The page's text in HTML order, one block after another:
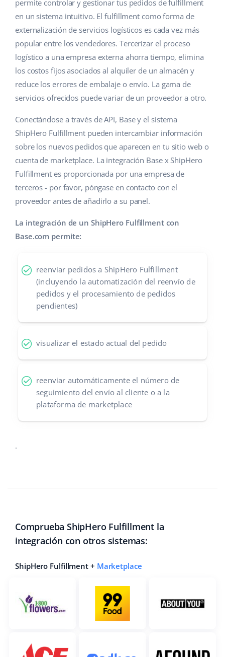
Gestión de envíos
Automatizaciones
Base Connect
IA para e-commerce
Hogar y jardinería
Productos infantiles
Electrónica
Piezas de automóviles
Supermercado
Salud y belleza
Moda
Ayuda
Base Academy
Blog
Servicios
Auditoría de cuentas
Otros
Calculadora de beneficios
Cooperación y socios
Contáctanos
english (GB)
english (IN)
čeština
deutsch
Ελληνικά
español (AR)
español (MX)
Français
Italiano
polski
português (BR)
română
中文
permite controlar y gestionar tus pedidos de fulfillment
en un sistema intuitivo. El fulfillment como forma de
externalización de servicios logísticos es cada vez más
popular entre los vendedores. Tercerizar el proceso
logístico a una empresa externa ahorra tiempo, elimina
los costos fijos asociados al alquiler de un almacén y
reduce los errores de embalaje o envío. La gama de
servicios ofrecidos puede variar de un proveedor a otro.
Conectándose a través de API, Base y el sistema
ShipHero Fulfillment pueden intercambiar información
sobre los nuevos pedidos que aparecen en tu sitio web o
cuenta de marketplace. La integración Base x ShipHero
Fulfillment es proporcionada por una empresa de
terceros - por favor, póngase en contacto con el
proveedor antes de añadirlo a su panel.
La integración de un ShipHero Fulfillment con
Base.com permite:
reenviar pedidos a ShipHero Fulfillment
(incluyendo la automatización del reenvío de
pedidos y el procesamiento de pedidos
pendientes)
visualizar el estado actual del pedido
reenviar automáticamente el número de
seguimiento del envío al cliente o a la
plataforma de marketplace
.
Comprueba ShipHero Fulfillment la
integración con otros sistemas:
ShipHero Fulfillment + Marketplace